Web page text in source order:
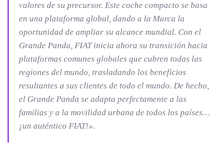
valores de su precursor. Este coche compacto se basa
en una plataforma global, dando a la Marca la
oportunidad de ampliar su alcance mundial. Con el
Grande Panda, FIAT inicia ahora su transición hacia
plataformas comunes globales que cubren todas las
regiones del mundo, trasladando los beneficios
resultantes a sus clientes de todo el mundo. De hecho,
el Grande Panda se adapta perfectamente a las
familias y a la movilidad urbana de todos los países…
¡un auténtico FIAT!».